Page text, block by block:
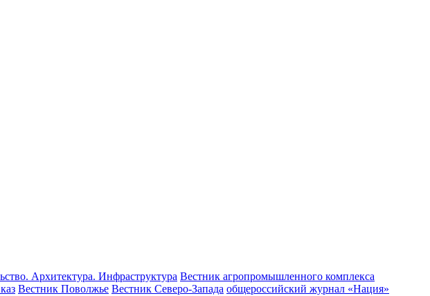
Архитектура. Инфраструктура Вестник агропромышленного комплекса
Вестник Поволжье Вестник Северо-Запада общероссийский журнал «Нация»